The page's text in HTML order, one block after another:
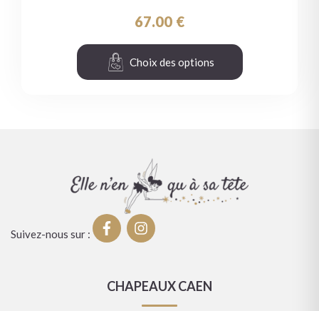
67.00 €
Choix des options
Suivez-nous sur :
CHAPEAUX CAEN